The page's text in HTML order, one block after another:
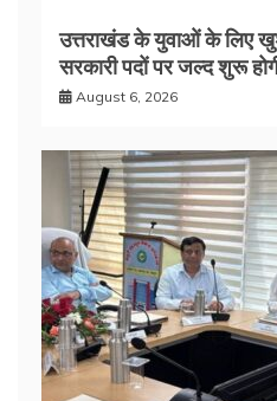
उत्तराखंड के युवाओं के लिए
सरकारी पदों पर जल्द शुरू
August 6, 2026